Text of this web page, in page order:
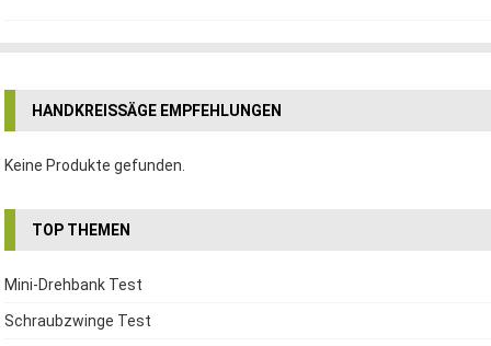
HANDKREISSÄGE EMPFEHLUNGEN
Keine Produkte gefunden.
TOP THEMEN
Mini-Drehbank Test
Schraubzwinge Test